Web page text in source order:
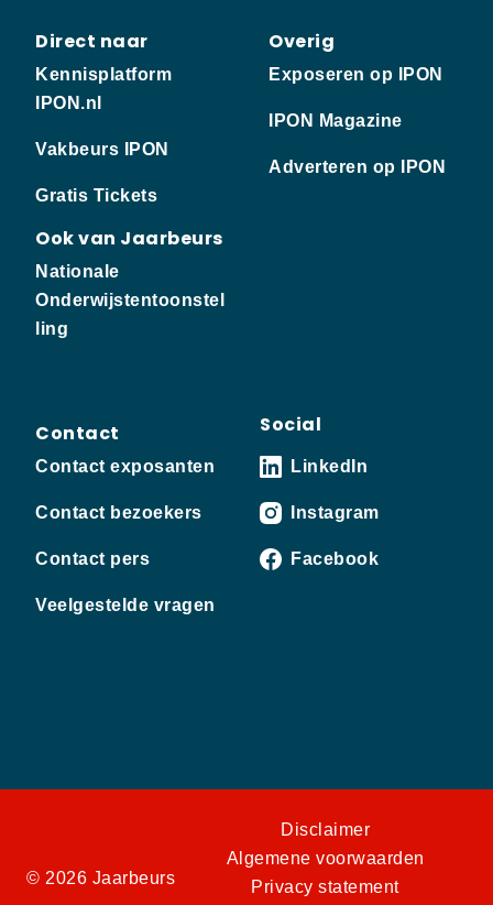
Direct naar
Kennisplatform
IPON.nl
Vakbeurs IPON
Gratis Tickets
Ook van Jaarbeurs
Nationale
Onderwijstentoonstel
ling
Overig
Exposeren op IPON
IPON Magazine
Adverteren op IPON
Contact
Contact exposanten
Contact bezoekers
Contact pers
Veelgestelde vragen
Social
LinkedIn
Instagram
Facebook
© 2026 Jaarbeurs
Disclaimer
Algemene voorwaarden
Privacy statement